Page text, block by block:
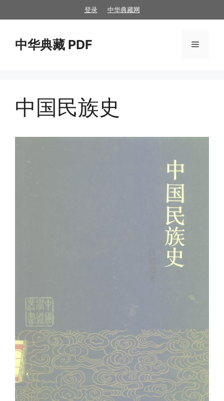
至
登录 中华典藏网
中华典藏 PDF 菜
中国民族史